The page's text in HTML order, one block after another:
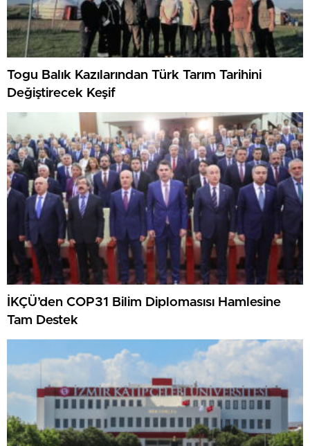
Togu Balık Kazılarından Türk Tarım Tarihini
Değiştirecek Keşif
İKÇÜ’den COP31 Bilim Diplomasısı Hamlesine
Tam Destek